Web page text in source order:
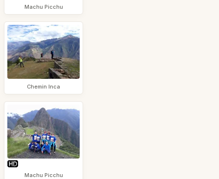
Machu Picchu
Chemin Inca
Machu Picchu